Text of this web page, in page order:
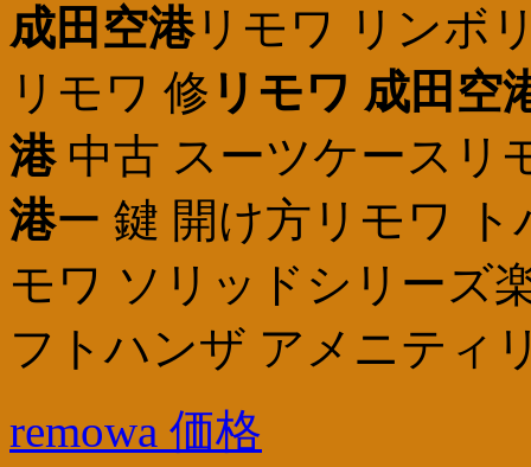
成田空港リモワ リンボ
リモワ 修 リモワ 成田空
港中古 スーツケースリ
港ー 鍵 開け方リモワ
モワ ソリッドシリーズ
フトハンザ アメニティ
remowa 価格